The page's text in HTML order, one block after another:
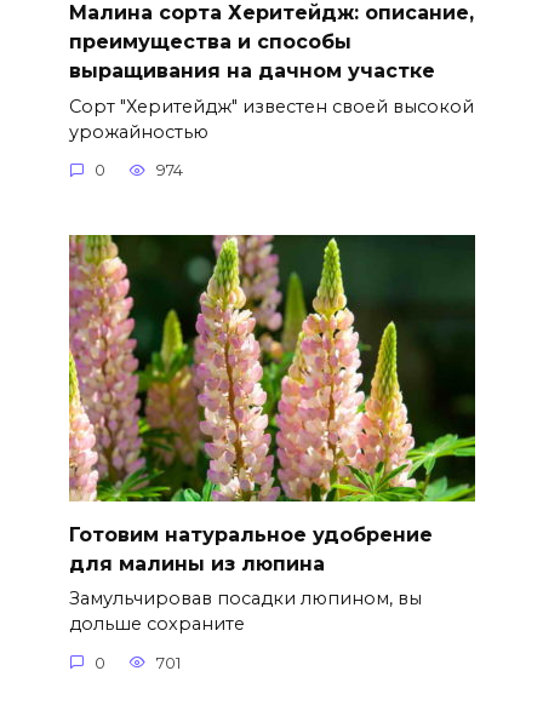
Малина сорта Херитейдж: описание,
преимущества и способы
выращивания на дачном участке
Сорт "Херитейдж" известен своей высокой
урожайностью
0 974
Готовим натуральное удобрение
для малины из люпина
Замульчировав посадки люпином, вы
дольше сохраните
0 701